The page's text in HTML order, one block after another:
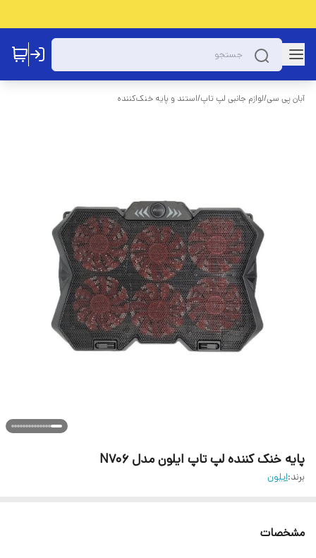
آبان پی سی/لوازم جانبی لپ تاپ/استند و پایه خنک‌کننده
پایه خنک کننده لپ تاپ ایلون مدل N706
برند:ایلون
مشخصات